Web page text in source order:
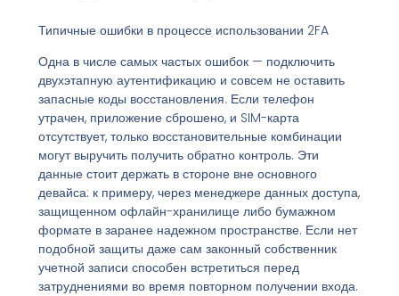
Типичные ошибки в процессе использовании 2FA
Одна в числе самых частых ошибок — подключить
двухэтапную аутентификацию и совсем не оставить
запасные коды восстановления. Если телефон
утрачен, приложение сброшено, и SIM-карта
отсутствует, только восстановительные комбинации
могут выручить получить обратно контроль. Эти
данные стоит держать в стороне вне основного
девайса: к примеру, через менеджере данных доступа,
защищенном офлайн-хранилище либо бумажном
формате в заранее надежном пространстве. Если нет
подобной защиты даже сам законный собственник
учетной записи способен встретиться перед
затруднениями во время повторном получении входа.